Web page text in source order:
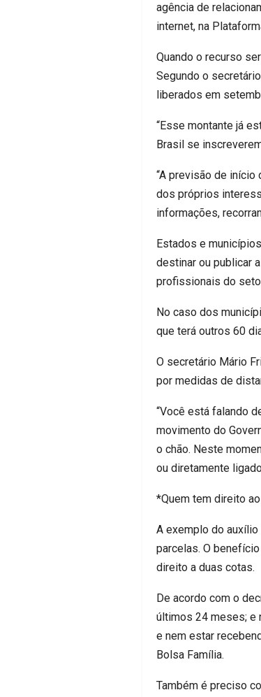
agência de
internet, na
Quando o recurso
Segundo o
liberados em
“Esse montante já
Brasil se
“A previsão de
dos próprios
informações,
Estados e
destinar ou publicar
profissionais do
No caso dos
que terá outros 60
O secretário Mário
por medidas de
“Você está falando
movimento do
o chão. Neste
ou diretamente
*Quem tem direito
A exemplo do
parcelas. O
direito a duas cotas.
De acordo com o
últimos 24 meses; e
e nem estar
Bolsa Família.
Também é preciso